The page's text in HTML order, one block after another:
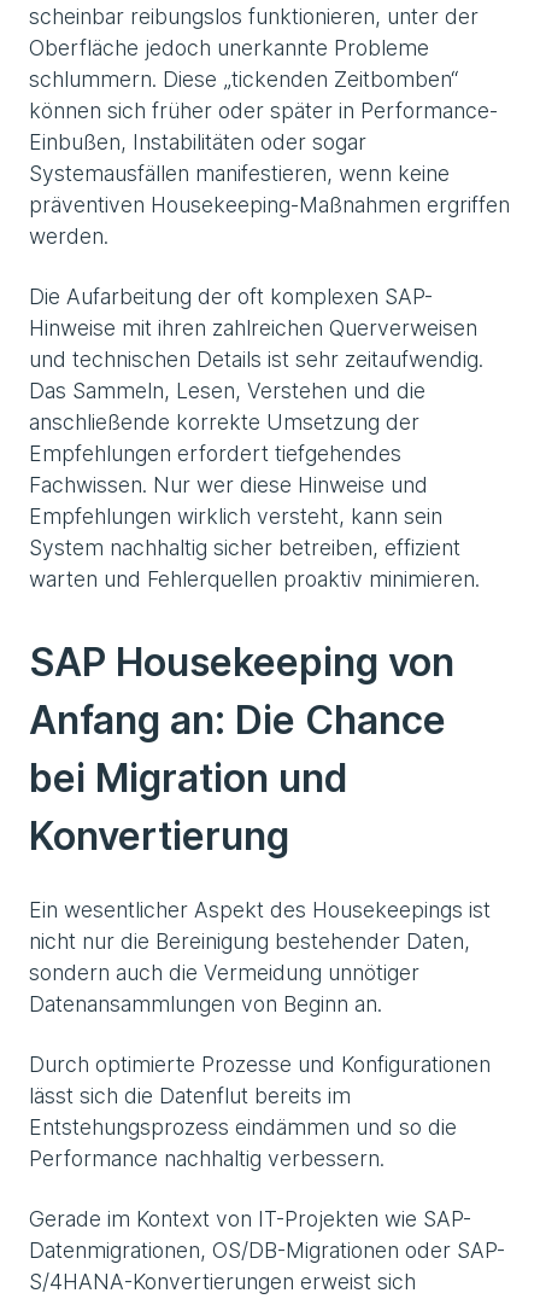
scheinbar reibungslos funktionieren, unter der
Oberfläche jedoch unerkannte Probleme
schlummern. Diese „tickenden Zeitbomben“
können sich früher oder später in Performance-
Einbußen, Instabilitäten oder sogar
Systemausfällen manifestieren, wenn keine
präventiven Housekeeping-Maßnahmen ergriffen
werden.
Die Aufarbeitung der oft komplexen SAP-
Hinweise mit ihren zahlreichen Querverweisen
und technischen Details ist sehr zeitaufwendig.
Das Sammeln, Lesen, Verstehen und die
anschließende korrekte Umsetzung der
Empfehlungen erfordert tiefgehendes
Fachwissen. Nur wer diese Hinweise und
Empfehlungen wirklich versteht, kann sein
System nachhaltig sicher betreiben, effizient
warten und Fehlerquellen proaktiv minimieren.
SAP Housekeeping von
Anfang an: Die Chance
bei Migration und
Konvertierung
Ein wesentlicher Aspekt des Housekeepings ist
nicht nur die Bereinigung bestehender Daten,
sondern auch die Vermeidung unnötiger
Datenansammlungen von Beginn an.
Durch optimierte Prozesse und Konfigurationen
lässt sich die Datenflut bereits im
Entstehungsprozess eindämmen und so die
Performance nachhaltig verbessern.
Gerade im Kontext von IT-Projekten wie SAP-
Datenmigrationen, OS/DB-Migrationen oder SAP-
S/4HANA-Konvertierungen erweist sich